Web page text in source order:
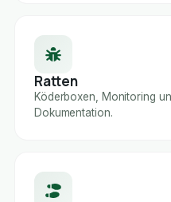
Ratten
Köderboxen, Monitoring
Dokumentation.